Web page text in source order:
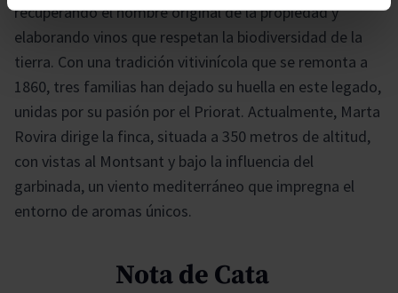
recuperando el nombre original de la propiedad y
elaborando vinos que respetan la biodiversidad de la
tierra. Con una tradición vitivinícola que se remonta a
1860, tres familias han dejado su huella en este legado,
unidas por su pasión por el Priorat. Actualmente, Marta
Rovira dirige la finca, situada a 350 metros de altitud,
con vistas al Montsant y bajo la influencia del
garbinada, un viento mediterráneo que impregna el
entorno de aromas únicos.
Nota de Cata